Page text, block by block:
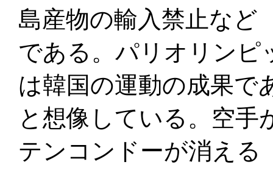
島産物の輸入禁止など
である。パリオリンピ
は韓国の運動の成果で
と想像している。空手
テンコンドーが消える